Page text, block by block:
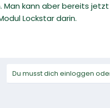
Man kann aber bereits
Lockstar darin.
Du musst dich einloggen